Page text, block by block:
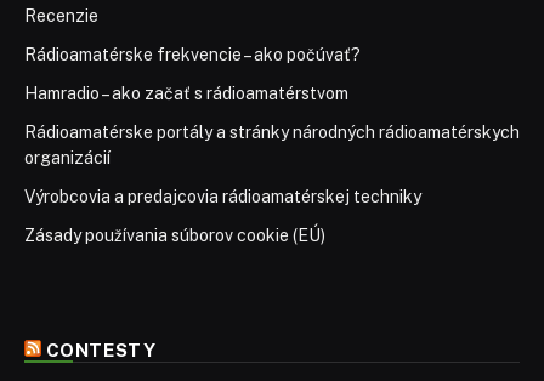
Recenzie
Rádioamatérske frekvencie – ako počúvať?
Hamradio – ako začať s rádioamatérstvom
Rádioamatérske portály a stránky národných rádioamatérskych
organizácií
Výrobcovia a predajcovia rádioamatérskej techniky
Zásady používania súborov cookie (EÚ)
CONTESTY